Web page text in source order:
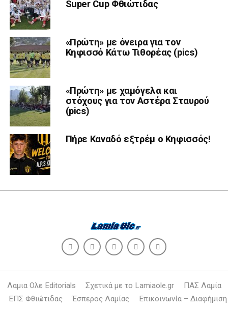
Super Cup Φθιώτιδας
«Πρώτη» με όνειρα για τον
Κηφισσό Κάτω Τιθορέας (pics)
«Πρώτη» με χαμόγελα και
στόχους για τον Αστέρα Σταυρού
(pics)
Πήρε Καναδό εξτρέμ ο Κηφισσός!
Λαμια Ολε Editorials Σχετικά με το Lamiaole.gr
ΠΑΣ Λαμία
ΕΠΣ Φθιώτιδας
Έσπερος Λαμίας Επικοινωνία – Διαφήμιση